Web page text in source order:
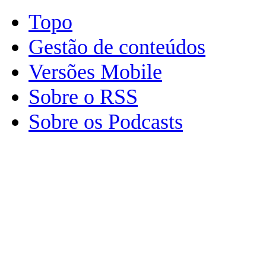
Topo
Gestão de conteúdos
Versões Mobile
Sobre o RSS
Sobre os Podcasts